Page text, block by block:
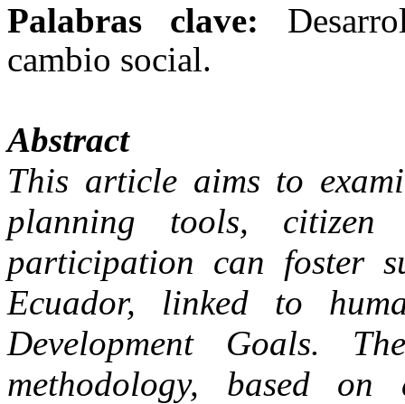
Palabras clave:
cambio social.
Abstract
This article aims to
planning tools, citizen
participation can foster
Ecuador, linked to
Development Goals.
methodology, based on